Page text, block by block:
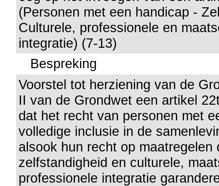
(Personen met een handicap -
Culturele, professionele en
integratie) (7-13)
Bespreking
Voorstel tot herziening van de
II van de Grondwet een artikel
dat het recht van personen met
volledige inclusie in de
alsook hun recht op maatregelen
zelfstandigheid en culturele,
professionele integratie